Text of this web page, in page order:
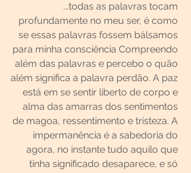
...todas as palavras tocam
profundamente no meu ser, é como
se essas palavras fossem bálsamos
para minha consciência Compreendo
além das palavras e percebo o quão
além significa a palavra perdão. A paz
está em se sentir liberto de corpo e
alma das amarras dos sentimentos
de magoa, ressentimento e tristeza. A
impermanência é a sabedoria do
agora, no instante tudo aquilo que
tinha significado desaparece, e só